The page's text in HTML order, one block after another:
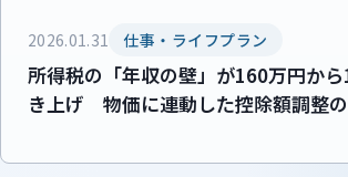
2026.01.31 仕事・ライフプラン
所得税の「年収の壁」が160万円か
き上げ 物価に連動した控除額調整